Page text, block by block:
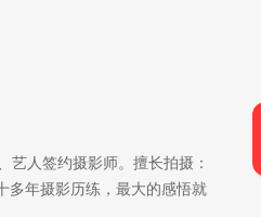
艺人签约摄影师。擅长拍摄：
多年摄影历练，最大的感悟就